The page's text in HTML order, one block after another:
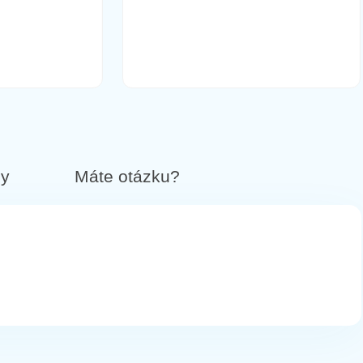
Máte otázku?